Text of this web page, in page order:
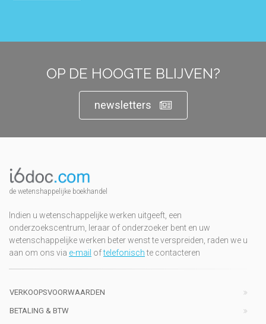
OP DE HOOGTE BLIJVEN?
newsletters
de wetenshappelijke boekhandel
Indien u wetenschappelijke werken uitgeeft, een
onderzoekscentrum, leraar of onderzoeker bent en uw
wetenschappelijke werken beter wenst te verspreiden, raden we u
aan om ons via e-mail oftelefonischte contacteren
VERKOOPSVOORWAARDEN
BETALING & BTW